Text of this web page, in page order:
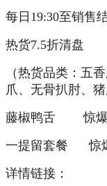
每日19:30至销售
热货7.5折清盘
（热货品类：五
爪、无骨扒肘、猪
藤椒鸭舌
惊
一提留套餐 惊
详情链接：